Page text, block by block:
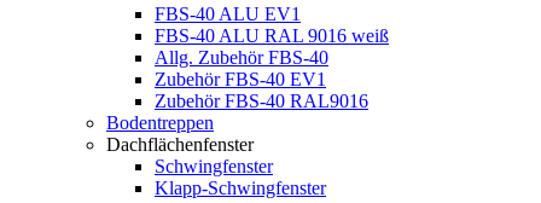
FBS-40 ALU EV1
FBS-40 ALU RAL 9016 weiß
Allg. Zubehör FBS-40
Zubehör FBS-40 EV1
Zubehör FBS-40 RAL9016
Bodentreppen
Dachflächenfenster
Schwingfenster
Klapp-Schwingfenster